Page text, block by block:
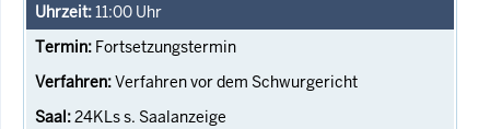
11:00 Uhr
Fortsetzungstermin
Verfahren vor dem Schwurgericht
24KLs s. Saalanzeige